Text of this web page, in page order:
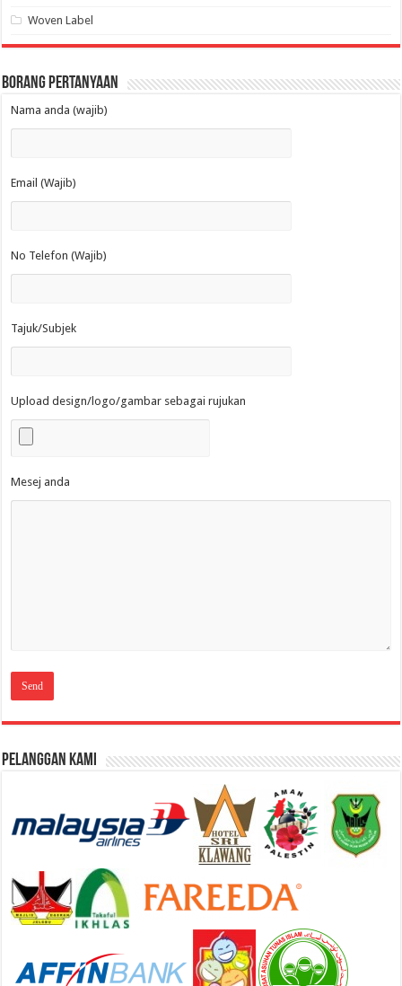
Woven Label
Borang Pertanyaan
Nama anda (wajib)
Email (Wajib)
No Telefon (Wajib)
Tajuk/Subjek
Upload design/logo/gambar sebagai rujukan
Mesej anda
Pelanggan Kami